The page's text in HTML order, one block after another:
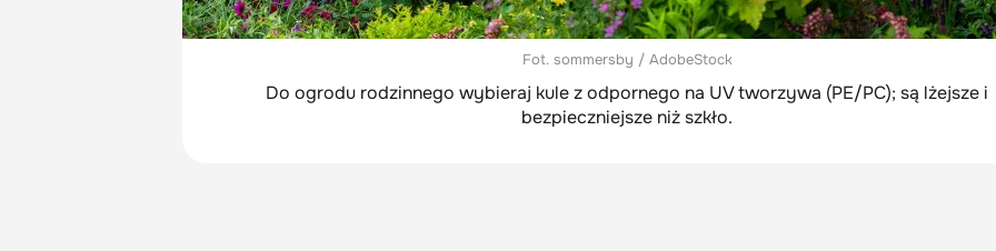
Fot. sommersby / AdobeStock
Do ogrodu rodzinnego wybieraj kule z odpornego na UV tworzywa (PE/PC); są lżejsze i
bezpieczniejsze niż szkło.